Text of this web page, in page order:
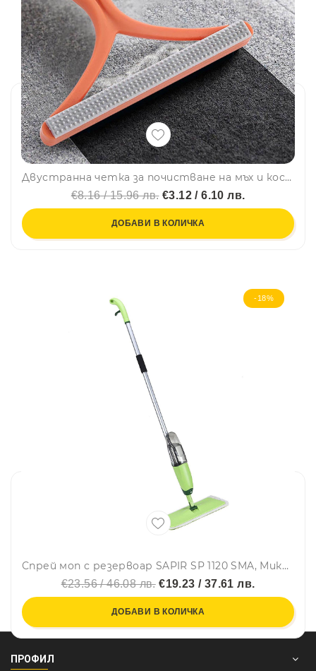
Двустранна четка за почистване на мъх и косми от тъканите, силиконова
€8.16 / 15.96 лв.€3.12 / 6.10 лв.
ДОБАВИ В КОЛИЧКА
-18%
Спрей моп с резервоар SAPIR SP 1120 SMA, Микрофибърна кърпа, 600 мл, 130 см, Зелен
€23.56 / 46.08 лв.€19.23 / 37.61 лв.
ДОБАВИ В КОЛИЧКА
ПРОФИЛ